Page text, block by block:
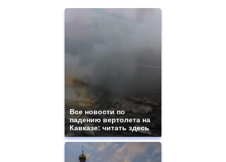
Все новости по
падению вертолета на
Кавказе: читать здесь